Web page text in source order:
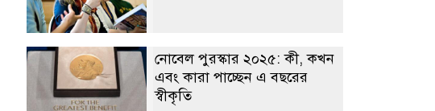
নোবেল পুরস্কার ২০২৫: কী, কখন
এবং কারা পাচ্ছেন এ বছরের
স্বীকৃতি